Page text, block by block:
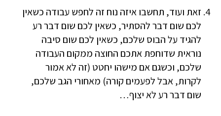
זאת ועוד, תחשבו איזה נוח זה לחפש עבודה כשאין
לכם שום דבר להסתיר, כשאין לכם שום דבר רע
להגיד על הבוס שלכם, כשאין לכם שום סיבה
נוראית שדוחפת אתכם החוצה ממקום העבודה
שלכם, וכשגם אם מישהו יחטט (זה לא אמור
לקרות, אבל לפעמים קורה) מאחורי הגב שלכם,
שום דבר רע לא יצוף…